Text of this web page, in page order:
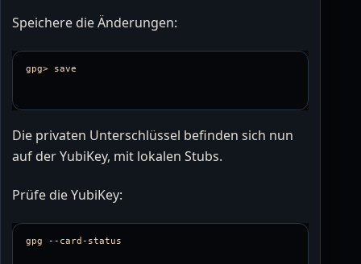
Speichere die Änderungen:
Die privaten Unterschlüssel befinden sich nun
auf der YubiKey, mit lokalen Stubs.
Prüfe die YubiKey:
gpg --card-status